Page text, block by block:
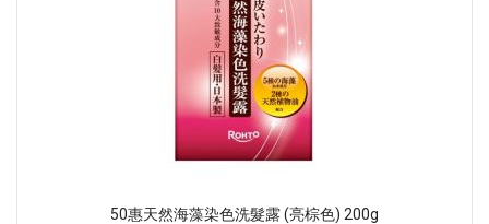
50惠天然海藻染色洗髮露 (亮棕色) 200g